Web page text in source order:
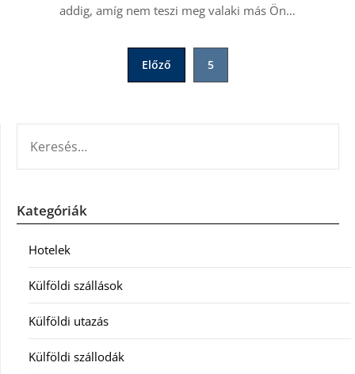
addig, amíg nem teszi meg valaki más Ön…
Előző 5
Kategóriák
Hotelek
Külföldi szállások
Külföldi utazás
Külföldi szállodák